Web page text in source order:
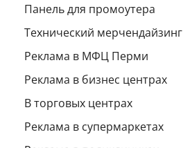
Панель для промоутера
Технический мерчендайзинг
Реклама в МФЦ Перми
Реклама в бизнес центрах
В торговых центрах
Реклама в супермаркетах